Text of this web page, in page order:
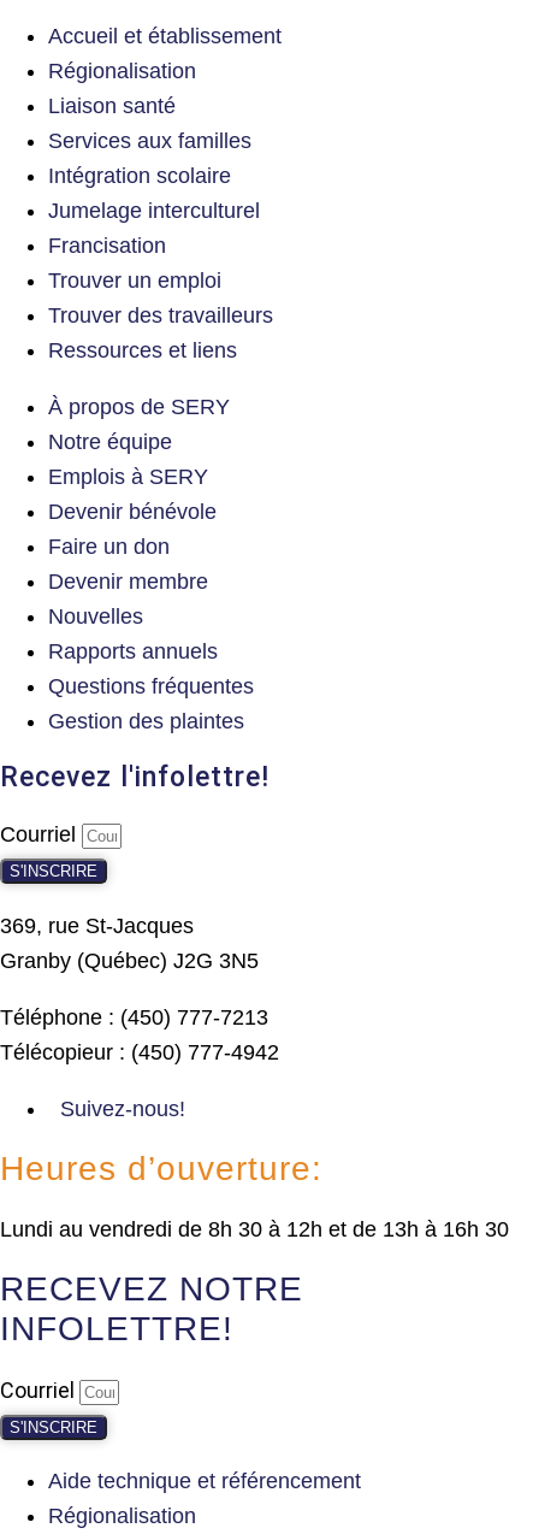
Accueil et établissement
Régionalisation
Liaison santé
Services aux familles
Intégration scolaire
Jumelage interculturel
Francisation
Trouver un emploi
Trouver des travailleurs
Ressources et liens
À propos de SERY
Notre équipe
Emplois à SERY
Devenir bénévole
Faire un don
Devenir membre
Nouvelles
Rapports annuels
Questions fréquentes
Gestion des plaintes
Recevez l'infolettre!
Courriel
S'INSCRIRE
369, rue St-Jacques
Granby (Québec) J2G 3N5
Téléphone : (450) 777-7213
Télécopieur : (450) 777-4942
Suivez-nous!
Heures d’ouverture:
Lundi au vendredi de 8h 30 à 12h et de 13h à 16h 30
RECEVEZ NOTRE
INFOLETTRE!
Courriel
S'INSCRIRE
Aide technique et référencement
Régionalisation